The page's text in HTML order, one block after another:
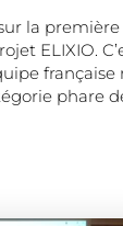
la
ELIXIO.
phare